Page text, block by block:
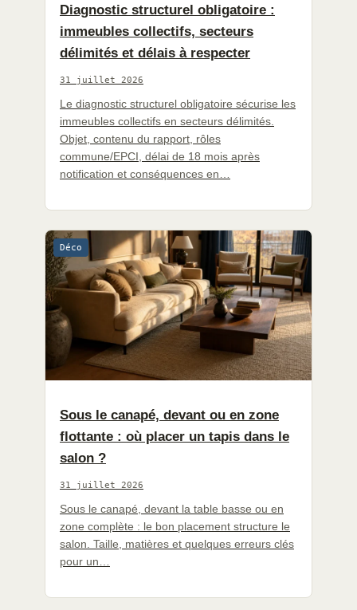
Diagnostic structurel obligatoire :
immeubles collectifs, secteurs
délimités et délais à respecter
31 juillet 2026
Le diagnostic structurel obligatoire sécurise les
immeubles collectifs en secteurs délimités.
Objet, contenu du rapport, rôles
commune/EPCI, délai de 18 mois après
notification et conséquences en…
Déco
Sous le canapé, devant ou en zone
flottante : où placer un tapis dans le
salon ?
31 juillet 2026
Sous le canapé, devant la table basse ou en
zone complète : le bon placement structure le
salon. Taille, matières et quelques erreurs clés
pour un…